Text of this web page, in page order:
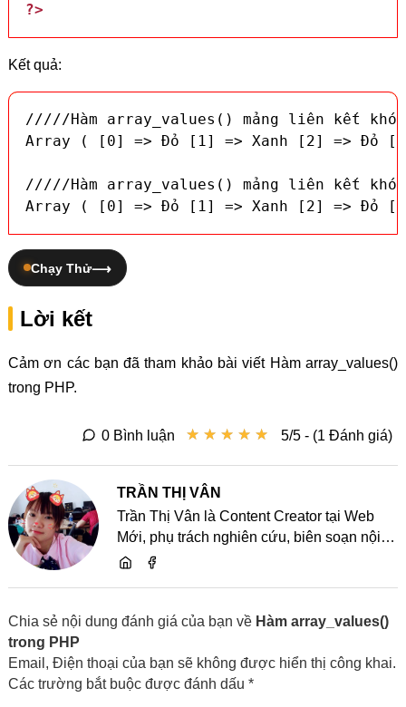
?>
Kết quả:
/////Hàm array_values() mảng liên kết
Array ( [0] => Đỏ [1] => Xanh [2] => Đỏ
/////Hàm array_values() mảng liên kết
Array ( [0] => Đỏ [1] => Xanh [2] => Đỏ
Chạy Thử
Lời kết
Cảm ơn các bạn đã tham khảo bài viết Hàm array_values()
trong PHP.
★ ★ ★ ★ ★
★ ★ ★ ★ ★ 5/5 - (1 Đánh giá)
0 Bình luận
TRẦN THỊ VÂN
Trần Thị Vân là Content Creator tại Web
Mới, phụ trách nghiên cứu, biên soạn nội
dung và chia sẻ kiến thức về website, SEO,
Chia sẻ nội dung đánh giá của bạn về Hàm array_values()
trong PHP
Email, Điện thoại của bạn sẽ không được hiển thị công khai.
Các trường bắt buộc được đánh dấu *